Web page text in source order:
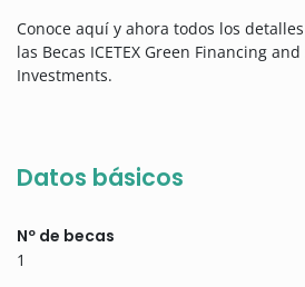
Conoce aquí y ahora todos los
las Becas ICETEX Green Financing
Investments.
Datos básicos
Nº de becas
1